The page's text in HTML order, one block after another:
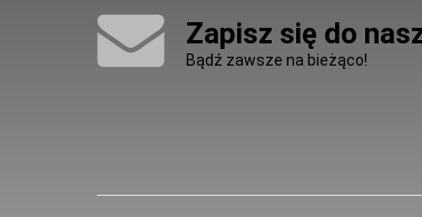
Zapisz się do
Bądź zawsze na bieżąco!